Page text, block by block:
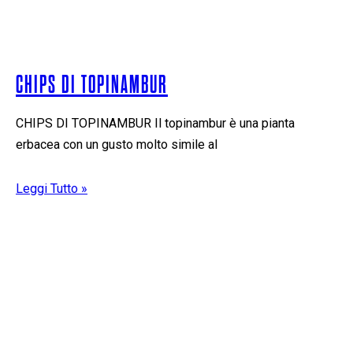
CHIPS DI TOPINAMBUR
CHIPS DI TOPINAMBUR Il topinambur è una pianta
erbacea con un gusto molto simile al
Leggi Tutto »